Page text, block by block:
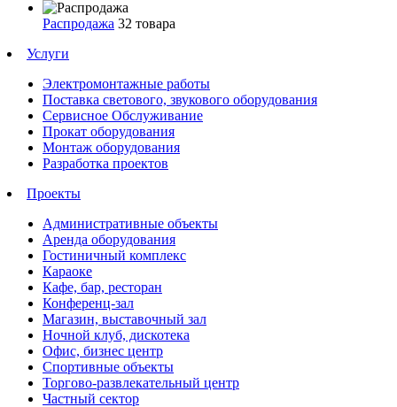
Распродажа 32 товара
Услуги
Электромонтажные работы
Поставка светового, звукового оборудования
Сервисное Обслуживание
Прокат оборудования
Монтаж оборудования
Разработка проектов
Проекты
Административные объекты
Аренда оборудования
Гостиничный комплекс
Караоке
Кафе, бар, ресторан
Конференц-зал
Магазин, выставочный зал
Ночной клуб, дискотека
Офис, бизнес центр
Спортивные объекты
Торгово-развлекательный центр
Частный сектор